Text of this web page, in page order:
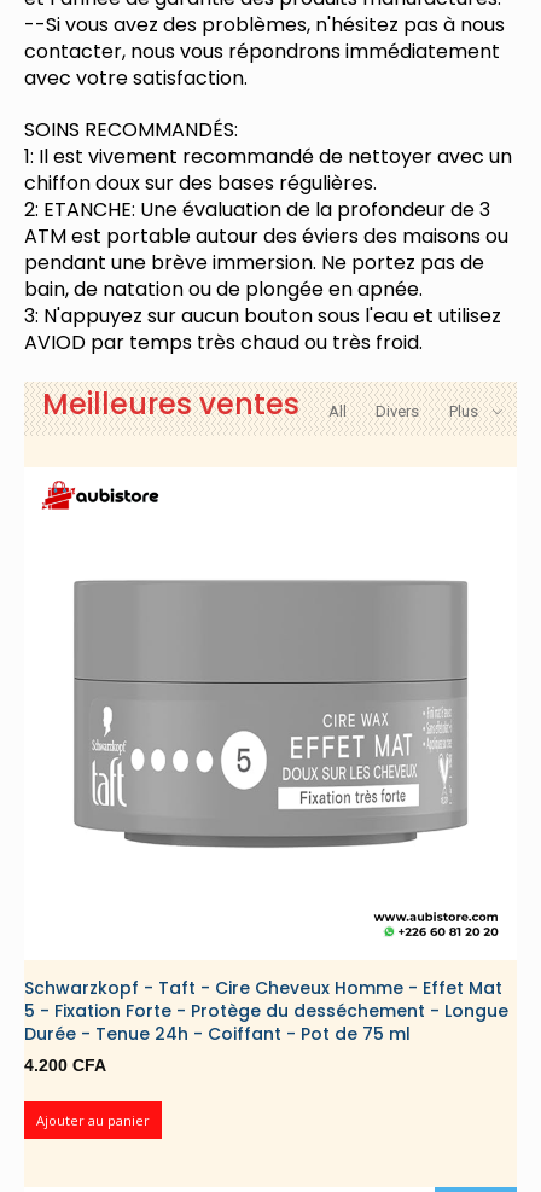
--Si vous avez des problèmes, n'hésitez pas à nous
contacter, nous vous répondrons immédiatement
avec votre satisfaction.
SOINS RECOMMANDÉS:
1: Il est vivement recommandé de nettoyer avec un
chiffon doux sur des bases régulières.
2: ETANCHE: Une évaluation de la profondeur de 3
ATM est portable autour des éviers des maisons ou
pendant une brève immersion. Ne portez pas de
bain, de natation ou de plongée en apnée.
3: N'appuyez sur aucun bouton sous l'eau et utilisez
AVIOD par temps très chaud ou très froid.
Meilleures ventes All Divers Plus
Schwarzkopf - Taft - Cire Cheveux Homme - Effet Mat
5 - Fixation Forte - Protège du desséchement - Longue
Durée - Tenue 24h - Coiffant - Pot de 75 ml
4.200 CFA
Ajouter au panier